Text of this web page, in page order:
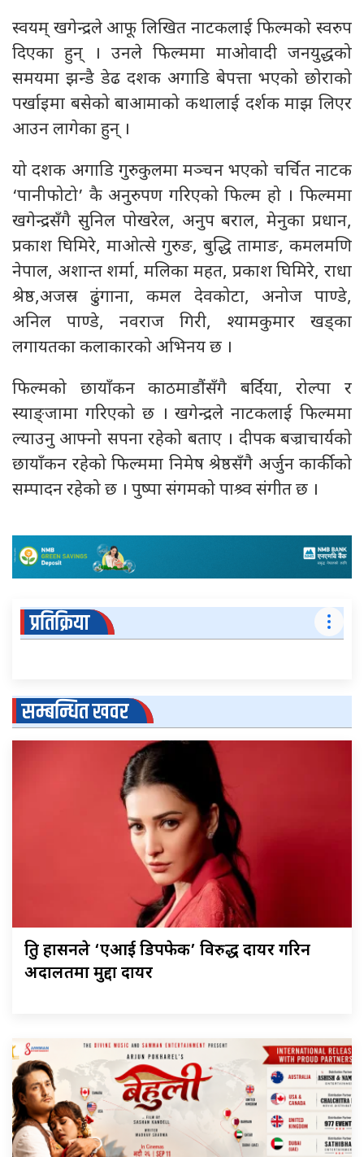
स्वयम् खगेन्द्रले आफू लिखित नाटकलाई फिल्मको स्वरुप
दिएका हुन् । उनले फिल्ममा माओवादी जनयुद्धको
समयमा झन्डै डेढ दशक अगाडि बेपत्ता भएको छोराको
पर्खाइमा बसेको बाआमाको कथालाई दर्शक माझ लिएर
आउन लागेका हुन् ।
यो दशक अगाडि गुरुकुलमा मञ्चन भएको चर्चित नाटक
‘पानीफोटो’ कै अनुरुपण गरिएको फिल्म हो । फिल्ममा
खगेन्द्रसँगै सुनिल पोखरेल, अनुप बराल, मेनुका प्रधान,
प्रकाश घिमिरे, माओत्से गुरुङ, बुद्धि तामाङ, कमलमणि
नेपाल, अशान्त शर्मा, मलिका महत, प्रकाश घिमिरे, राधा
श्रेष्ठ,अजस्र ढुंगाना, कमल देवकोटा, अनोज पाण्डे,
अनिल पाण्डे, नवराज गिरी, श्यामकुमार खड्का
लगायतका कलाकारको अभिनय छ ।
फिल्मको छायाँकन काठमाडौंसँगै बर्दिया, रोल्पा र
स्याङ्जामा गरिएको छ । खगेन्द्रले नाटकलाई फिल्ममा
ल्याउनु आफ्नो सपना रहेको बताए । दीपक बज्राचार्यको
छायाँकन रहेको फिल्ममा निमेष श्रेष्ठसँगै अर्जुन कार्कीको
सम्पादन रहेको छ । पुष्पा संगमको पाश्र्व संगीत छ ।
प्रतिक्रिया
सम्बन्धित खवर
श्रुति हासनले ‘एआई डिपफेक’ विरुद्ध दायर गरिन
अदालतमा मुद्दा दायर